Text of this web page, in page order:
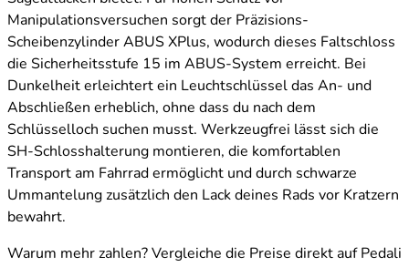
Manipulationsversuchen sorgt der Präzisions-
Scheibenzylinder ABUS XPlus, wodurch dieses Faltschloss
die Sicherheitsstufe 15 im ABUS-System erreicht. Bei
Dunkelheit erleichtert ein Leuchtschlüssel das An- und
Abschließen erheblich, ohne dass du nach dem
Schlüsselloch suchen musst. Werkzeugfrei lässt sich die
SH-Schlosshalterung montieren, die komfortablen
Transport am Fahrrad ermöglicht und durch schwarze
Ummantelung zusätzlich den Lack deines Rads vor Kratzern
bewahrt.
Warum mehr zahlen? Vergleiche die Preise direkt auf Pedali